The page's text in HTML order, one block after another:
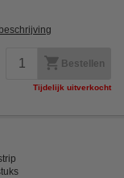
Bestellen
Tijdelijk uitverkocht